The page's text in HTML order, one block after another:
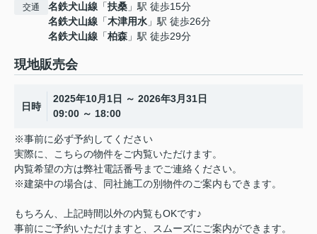
交通 名鉄犬山線 「扶桑 」駅 徒歩15分
名鉄犬山線 「木津用水 」駅 徒歩26分
名鉄犬山線 「柏森 」駅 徒歩29分
現地販売会
日時
2025年10月1日 ～ 2026年3月31日
09:00 ～ 18:00
※事前に必ず予約してください
実際に、こちらの物件をご内覧いただけます。
内覧希望の方は弊社電話番号までご連絡ください。
※建築中の場合は、同社施工の別物件のご案内もできます。
もちろん、上記時間以外の内覧もOKです♪
事前にご予約いただけますと、スムーズにご案内ができます。